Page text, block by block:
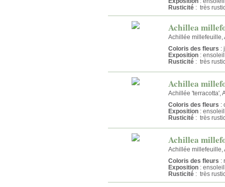
Rusticité : très
Achillea
Achillée millefeuille,
Coloris des fleurs :
Exposition :
Rusticité : très
Achillea
Achillée 'terracotta',
Coloris des fleurs :
Exposition :
Rusticité : très
Achillea
Achillée millefeuille,
Coloris des fleurs :
Exposition :
Rusticité : très